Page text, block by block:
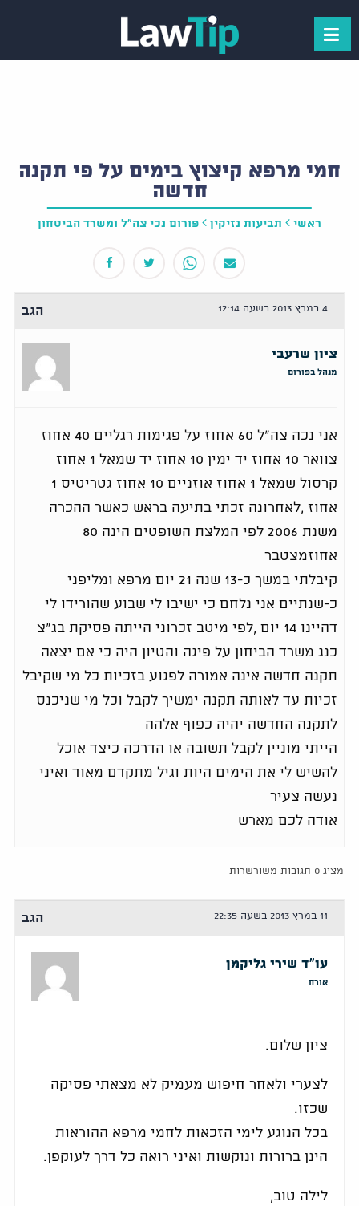
חמי מרפא קיצוץ בימים על פי תקנה
חדשה
ראשי תביעות נזיקין פורום נכי צה"ל ומשרד הביטחון
4 במרץ 2013 בשעה 12:14 הגב
ציון שרעבי
מנהל בפורום
אני נכה צה"ל 60 אחוז על פגימות רגליים 40 אחוז
צוואר 10 אחוז יד ימין 10 אחוז יד שמאל 1 אחוז
קרסול שמאל 1 אחוז אוזניים 10 אחוז גטריטיס 1
אחוז ,לאחרונה זכתי בתיעה בראש כאשר ההכרה
משנת 2006 לפי המלצת השופטים הינה 80
אחוזמצטבר
קיבלתי במשך כ-13 שנה 21 יום מרפא ומליפני
כ-שנתיים אני נלחם כי ישיבו לי שבוע שהורידו לי
דהיינו 14 יום ,לפי מיטב זכרוני הייתה פסיקת בג"צ
כנג משרד הביחון על פיגה והטיון היה כי אם יצאה
תקנה חדשה אינה אמורה לפגוע בזכיות כל מי שקיבל
זכיות עד לאותה תקנה ימשיך לקבל וכל מי שניכנס
לתקנה החדשה יהיה כפוף אלהה
הייתי מוניין לקבל תשובה או הדרכה כיצד אוכל
להשיש לי את הימים היות וגיל מתקדם מאוד ואיני
נעשה צעיר
אודה לכם מארש
מציג 0 תגובות משורשרות
11 במרץ 2013 בשעה 22:35 הגב
עו"ד שירי גליקמן
אורח
ציון שלום.
לצערי ולאחר חיפוש מעמיק לא מצאתי פסיקה
שכזו.
בכל הנוגע לימי הזכאות לחמי מרפא ההוראות
הינן ברורות ונוקשות ואיני רואה כל דרך לעוקפן.
לילה טוב,